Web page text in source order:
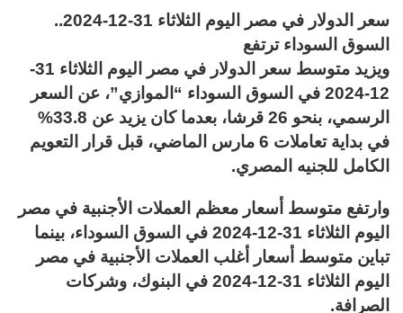
سعر الدولار في مصر اليوم الثلاثاء 31-12-2024..
السوق السوداء ترتفع
ويزيد متوسط سعر الدولار في مصر اليوم الثلاثاء 31-
12-2024 في السوق السوداء “الموازي”، عن السعر
الرسمي، بنحو 26 قرشا، بعدما كان يزيد عن 33.8%
في بداية تعاملات 6 مارس الماضي، قبل قرار التعويم
الكامل للجنيه المصري.
وارتفع متوسط أسعار معظم العملات الأجنبية في مصر
اليوم الثلاثاء 31-12-2024 في السوق السوداء، بينما
تباين متوسط أسعار أغلب العملات الأجنبية في مصر
اليوم الثلاثاء 31-12-2024 في البنوك، وشركات
الصرافة.